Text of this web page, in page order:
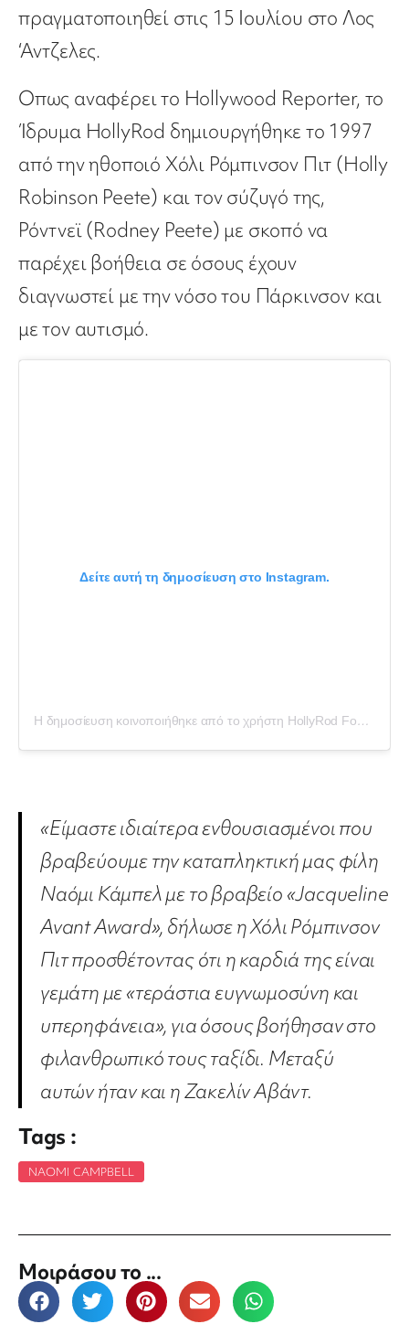
πραγματοποιηθεί στις 15 Ιουλίου στο Λος
‘Αντζελες.
Οπως αναφέρει το Ηollywood Reporter, το
Ίδρυμα HollyRod δημιουργήθηκε το 1997
από την ηθοποιό Χόλι Ρόμπινσον Πιτ (Holly
Robinson Peete) και τον σύζυγό της,
Ρόντνεϊ (Rodney Peete) με σκοπό να
παρέχει βοήθεια σε όσους έχουν
διαγνωστεί με την νόσο του Πάρκινσον και
με τον αυτισμό.
Δείτε αυτή τη δημοσίευση στο Instagram.
Η δημοσίευση κοινοποιήθηκε από το χρήστη HollyRod Foundation (@hollyrodfdn)
«Είμαστε ιδιαίτερα ενθουσιασμένοι που
βραβεύουμε την καταπληκτική μας φίλη
Ναόμι Κάμπελ με το βραβείο «Jacqueline
Avant Award», δήλωσε η Χόλι Ρόμπινσον
Πιτ προσθέτοντας ότι η καρδιά της είναι
γεμάτη με «τεράστια ευγνωμοσύνη και
υπερηφάνεια», για όσους βοήθησαν στο
φιλανθρωπικό τους ταξίδι. Μεταξύ
αυτών ήταν και η Ζακελίν Αβάντ.
Tags :
NAOMI CAMPBELL
Μοιράσου το ...